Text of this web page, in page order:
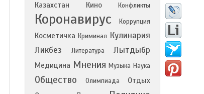
Казахстан Кино Конфликты
Коронавирус Коррупция
Косметичка Криминал Кулинария
Ликбез
Литература Лытдыбр
Медицина Мнения Музыка Наука
Общество Олимпиада
Отдых